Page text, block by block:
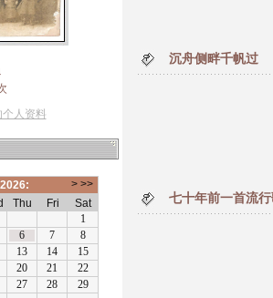
人资料
沉舟侧畔千帆过
七十年前一首流